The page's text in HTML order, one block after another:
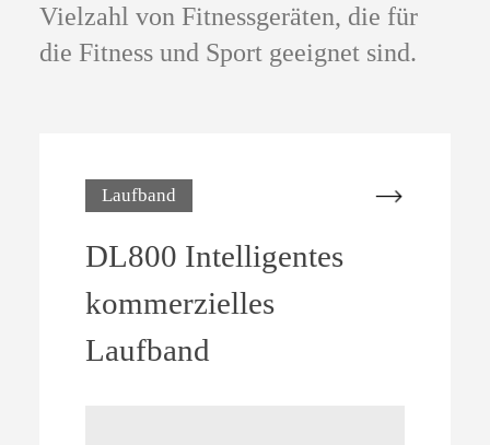
Vielzahl von Fitnessgeräten, die für
die Fitness und Sport geeignet sind.
Laufband
DL800 Intelligentes
kommerzielles
Laufband